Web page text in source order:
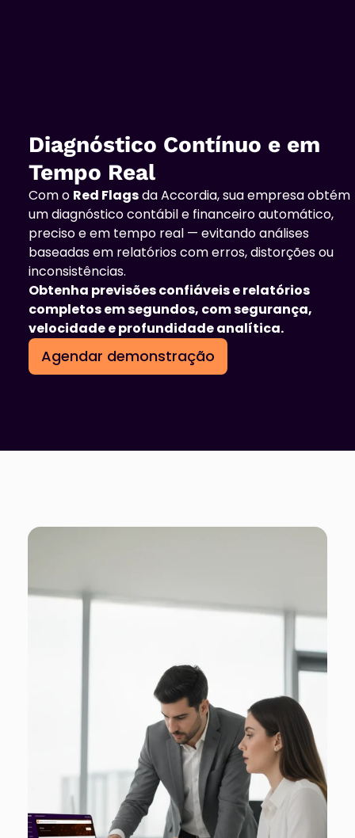
Diagnóstico Contínuo e em
Tempo Real
Com o Red Flagsda Accordia, sua empresa obtém
um diagnóstico contábil e financeiro automático,
preciso e em tempo real — evitando análises
baseadas em relatórios com erros, distorções ou
inconsistências.
Obtenha previsões confiáveis e relatórios
completos em segundos, com segurança,
velocidade e profundidade analítica.
Agendar demonstração